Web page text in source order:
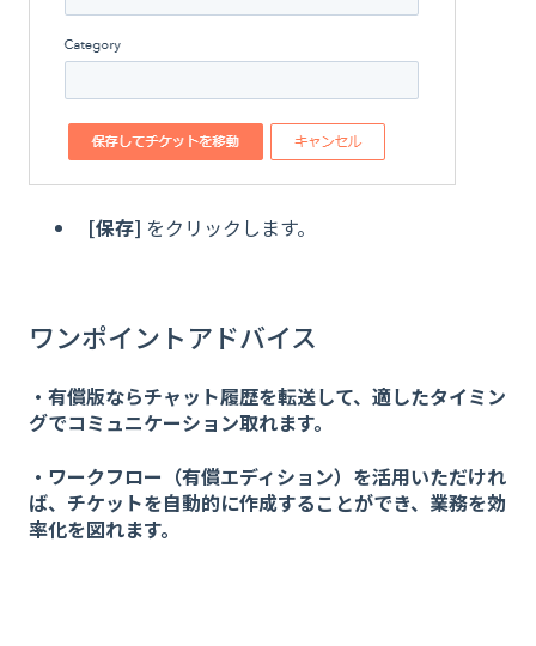
[保存] をクリックします。
ワンポイントアドバイス
・有償版ならチャット履歴を転送して、適したタイミン
グでコミュニケーション取れます。
・ワークフロー（有償エディション）を活用いただけれ
ば、チケットを自動的に作成することができ、業務を効
率化を図れます。